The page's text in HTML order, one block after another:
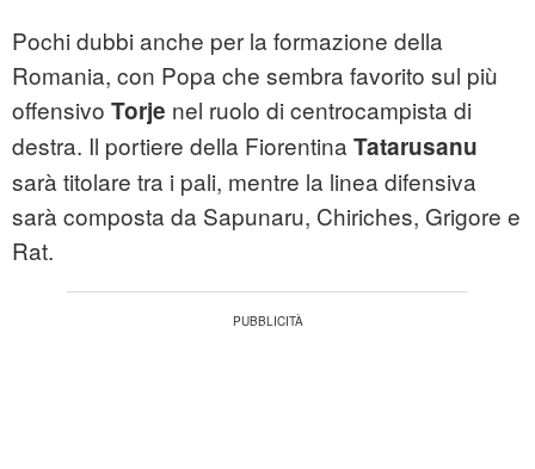
Pochi dubbi anche per la formazione della
Romania, con Popa che sembra favorito sul più
offensivo Torje nel ruolo di centrocampista di
destra. Il portiere della Fiorentina Tatarusanu
sarà titolare tra i pali, mentre la linea difensiva
sarà composta da Sapunaru, Chiriches, Grigore e
Rat.